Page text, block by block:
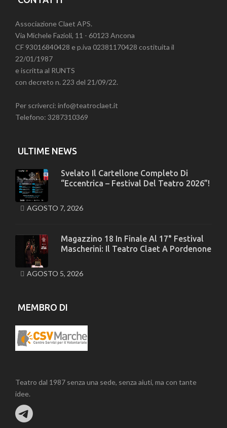
Associazione Claet APS.
Via Michele Fazioli, 11 - 60123 Ancona
CF 93016840428 e p.iva 02381170428 costituita il
22/01/1987
e iscritta al RUNTS
con decreto n. 223 del 21/09/22.
Per scriverci: info@teatroclaet.it
Telefono: 3287310369
ULTIME NEWS
Svelato Il Cartellone Completo Di
“Eccentrica – Festival Del Teatro 2026”!
AGOSTO 7, 2026
Magazzino 18 In Finale Al 17° Festival
Mascherini: Il Teatro Claet A Pordenone
AGOSTO 5, 2026
MEMBRO DI
Teatro dal 1987 senza una sede, senza aiuti, ma con tante
idee.